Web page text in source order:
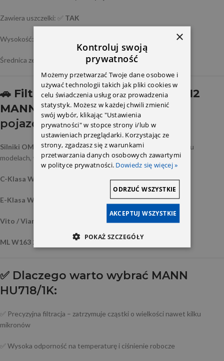
Zawiera uszczelki: ✅ TAK
Wysokość: ok.
Średnica zewnętrzna: ok. 64 mm
🚗 Filtr oleju 6111800009 OM611/612
MANN HU718/1K zastosowanie w
pojazdach Mercedes-Benz:
Silniki OM611 i OM612to jednostki CDI, montowane w wielu
modelach, w tym:
C-Klasa W202 / W203
E-Klasa W210 / W211
Vito / Viano W638 / W639
ML W163 270 CDI
✅ Dlaczego warto wybrać MANN
HU718/1K:
✅ Precyzyjna filtracja – zatrzymuje cząstki o wielkości nawet kilku
mikronów
✅ Wysoka odporność na temperaturę i ciśnienie robocze
×
Kontroluj swoją
prywatność
Możemy przetwarzać Twoje dane osobowe i
używać technologii takich jak pliki cookies w
celu świadczenia usług oraz prowadzenia
statystyk. Możesz w każdej chwili zmienić
swój wybór, klikając "Ustawienia
prywatności" w stopce strony i/lub w
ustawieniach przeglądarki. Korzystając ze
strony, zgadzasz się z warunkami
przetwarzania danych osobowych zawartymi
w polityce prywatności. Dowiedz się więcej »
AKCEPTUJ WSZYSTKIE
ODRZUĆ WSZYSTKIE
POKAŻ SZCZEGÓŁY